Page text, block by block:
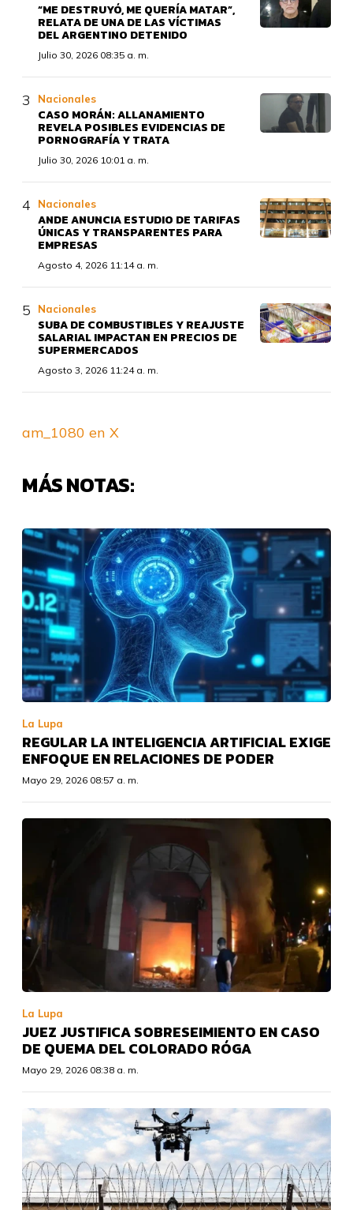
“ME DESTRUYÓ, ME QUERÍA MATAR”,
RELATA DE UNA DE LAS VÍCTIMAS
DEL ARGENTINO DETENIDO
Julio 30, 2026 08:35 a. m.
Nacionales
CASO MORÁN: ALLANAMIENTO
REVELA POSIBLES EVIDENCIAS DE
PORNOGRAFÍA Y TRATA
Julio 30, 2026 10:01 a. m.
Nacionales
ANDE ANUNCIA ESTUDIO DE TARIFAS
ÚNICAS Y TRANSPARENTES PARA
EMPRESAS
Agosto 4, 2026 11:14 a. m.
Nacionales
SUBA DE COMBUSTIBLES Y REAJUSTE
SALARIAL IMPACTAN EN PRECIOS DE
SUPERMERCADOS
Agosto 3, 2026 11:24 a. m.
am_1080 en X
MÁS NOTAS:
La Lupa
REGULAR LA INTELIGENCIA ARTIFICIAL EXIGE
ENFOQUE EN RELACIONES DE PODER
Mayo 29, 2026 08:57 a. m.
La Lupa
JUEZ JUSTIFICA SOBRESEIMIENTO EN CASO
DE QUEMA DEL COLORADO RÓGA
Mayo 29, 2026 08:38 a. m.